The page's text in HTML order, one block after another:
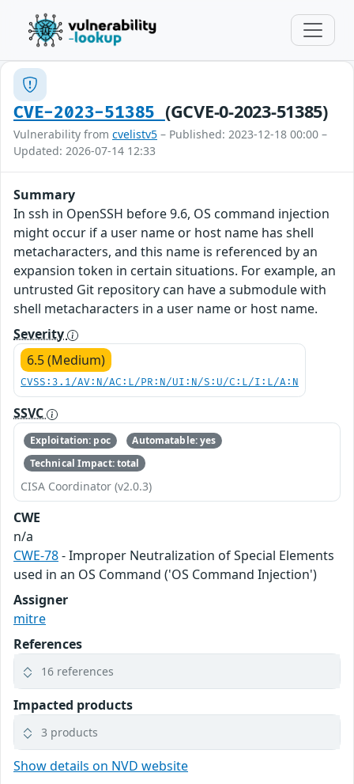
CVE-2023-51385 (GCVE-0-2023-51385)
Vulnerability from cvelistv5 – Published: 2023-12-18 00:00 –
Updated: 2026-07-14 12:33
Summary
In ssh in OpenSSH before 9.6, OS command injection
might occur if a user name or host name has shell
metacharacters, and this name is referenced by an
expansion token in certain situations. For example, an
untrusted Git repository can have a submodule with
shell metacharacters in a user name or host name.
Severity
6.5 (Medium)
CVSS:3.1/AV:N/AC:L/PR:N/UI:N/S:U/C:L/I:L/A:N
SSVC
Exploitation: poc
Automatable: yes
Technical Impact: total
CISA Coordinator (v2.0.3)
CWE
n/a
CWE-78- Improper Neutralization of Special Elements
used in an OS Command ('OS Command Injection')
Assigner
mitre
References
16 references
Impacted products
3 products
Show details on NVD website